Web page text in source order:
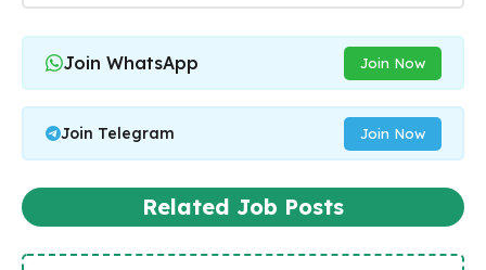
Join WhatsApp Join Now
Join Telegram Join Now
Related Job Posts